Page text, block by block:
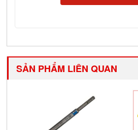
SẢN PHẨM LIÊN QUAN